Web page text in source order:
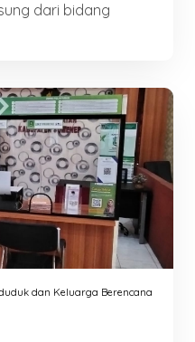
dari bidang
dan Keluarga Berencana